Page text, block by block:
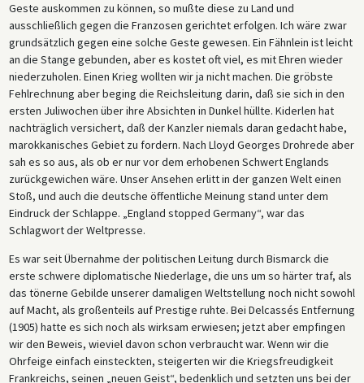
Geste auskommen zu können, so mußte diese zu Land und
ausschließlich gegen die Franzosen gerichtet erfolgen. Ich wäre zwar
grundsätzlich gegen eine solche Geste gewesen. Ein Fähnlein ist leicht
an die Stange gebunden, aber es kostet oft viel, es mit Ehren wieder
niederzuholen. Einen Krieg wollten wir ja nicht machen. Die gröbste
Fehlrechnung aber beging die Reichsleitung darin, daß sie sich in den
ersten Juliwochen über ihre Absichten in Dunkel hüllte. Kiderlen hat
nachträglich versichert, daß der Kanzler niemals daran gedacht habe,
marokkanisches Gebiet zu fordern. Nach Lloyd Georges Drohrede aber
sah es so aus, als ob er nur vor dem erhobenen Schwert Englands
zurückgewichen wäre. Unser Ansehen erlitt in der ganzen Welt einen
Stoß, und auch die deutsche öffentliche Meinung stand unter dem
Eindruck der Schlappe. „England stopped Germany“, war das
Schlagwort der Weltpresse.
Es war seit Übernahme der politischen Leitung durch Bismarck die
erste schwere diplomatische Niederlage, die uns um so härter traf, als
das tönerne Gebilde unserer damaligen Weltstellung noch nicht sowohl
auf Macht, als großenteils auf Prestige ruhte. Bei Delcassés Entfernung
(1905) hatte es sich noch als wirksam erwiesen; jetzt aber empfingen
wir den Beweis, wieviel davon schon verbraucht war. Wenn wir die
Ohrfeige einfach einsteckten, steigerten wir die Kriegsfreudigkeit
Frankreichs, seinen „neuen Geist“, bedenklich und setzten uns bei der